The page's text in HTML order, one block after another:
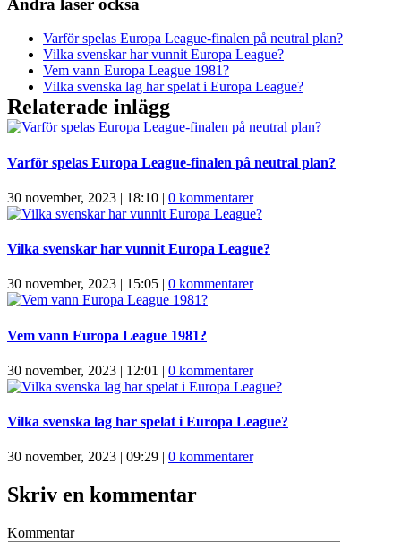
Varför spelas Europa League-finalen på neutral plan?
Vilka svenskar har vunnit Europa League?
Vem vann Europa League 1981?
Vilka svenska lag har spelat i Europa League?
Relaterade inlägg
Varför spelas Europa League-finalen på neutral plan?
30 november, 2023 | 18:10 | 0 kommentarer
Vilka svenskar har vunnit Europa League?
30 november, 2023 | 15:05 | 0 kommentarer
Vem vann Europa League 1981?
30 november, 2023 | 12:01 | 0 kommentarer
Vilka svenska lag har spelat i Europa League?
30 november, 2023 | 09:29 | 0 kommentarer
Skriv en kommentar
Kommentar